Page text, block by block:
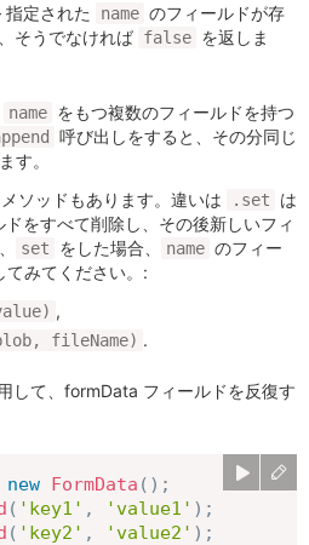
指定された name のフィールドが存
そうでなければ false を返しま
name をもつ複数のフィールドを持つ
呼び出しをすると、その分同じ
す。
メソッドもあります。違いは .set
は
ドをすべて削除し、その後新しいフィ
set をした場合、 name のフィー
てみてください。:
,
fileName) .
して、formData フィールドを反復す
new FormData ( ) ;
( 'key1' , 'value1' ) ;
( 'key2' , 'value2' ) ;